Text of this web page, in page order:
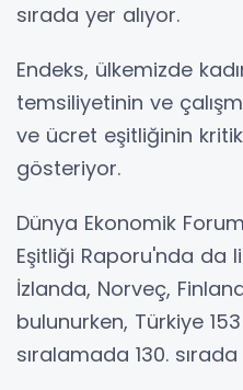
sırada yer alıyor.
Endeks, ülkemizde
temsiliyetinin ve
ve ücret eşitliğinin
gösteriyor.
Dünya Ekonomik
Eşitliği Raporu'nda da
İzlanda, Norveç,
bulunurken, Türkiye
sıralamada 130.